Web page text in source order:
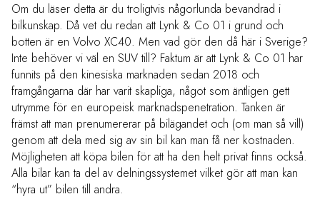
Om du läser detta är du troligtvis någorlunda bevandrad i
bilkunskap. Då vet du redan att Lynk & Co 01 i grund och
botten är en Volvo XC40. Men vad gör den då här i Sverige?
Inte behöver vi väl en SUV till? Faktum är att Lynk & Co 01 har
funnits på den kinesiska marknaden sedan 2018 och
framgångarna där har varit skapliga, något som äntligen gett
utrymme för en europeisk marknadspenetration. Tanken är
främst att man prenumererar på bilägandet och (om man så vill)
genom att dela med sig av sin bil kan man få ner kostnaden.
Möjligheten att köpa bilen för att ha den helt privat finns också.
Alla bilar kan ta del av delningssystemet vilket gör att man kan
“hyra ut” bilen till andra.